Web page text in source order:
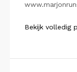
Bekijk volledig